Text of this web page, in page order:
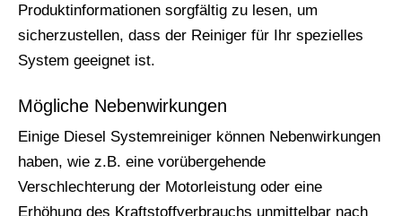
Produktinformationen sorgfältig zu lesen, um
sicherzustellen, dass der Reiniger für Ihr spezielles
System geeignet ist.
Mögliche Nebenwirkungen
Einige Diesel Systemreiniger können Nebenwirkungen
haben, wie z.B. eine vorübergehende
Verschlechterung der Motorleistung oder eine
Erhöhung des Kraftstoffverbrauchs unmittelbar nach